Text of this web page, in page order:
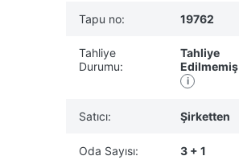
Tapu no: 19762
Tahliye
Durumu:
Tahliye
Edilmemiş
i
Satıcı: Şirketten
Oda Sayısı: 3 + 1